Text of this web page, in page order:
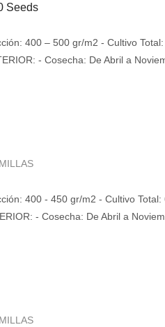
Seeds
400 – 500 gr/m2 - Cultivo
- Cosecha: De Abril a
400 - 450 gr/m2 - Cultivo Total:
- Cosecha: De Abril a